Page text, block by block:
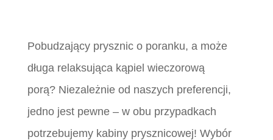
Pobudzający prysznic o poranku, a może
długa relaksująca kąpiel wieczorową
porą? Niezależnie od naszych preferencji,
jedno jest pewne – w obu przypadkach
potrzebujemy kabiny prysznicowej! Wybór